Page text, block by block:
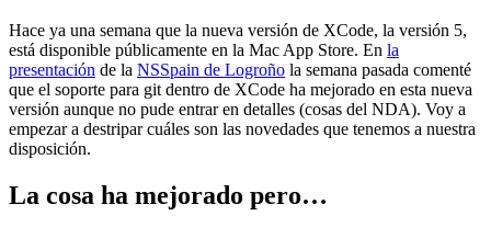
Hace ya una semana que la nueva versión de XCode, la versión 5,
está disponible públicamente en la Mac App Store. En la
presentación de la NSSpain de Logroño la semana pasada comenté
que el soporte para git dentro de XCode ha mejorado en esta nueva
versión aunque no pude entrar en detalles (cosas del NDA). Voy a
empezar a destripar cuáles son las novedades que tenemos a nuestra
disposición.
La cosa ha mejorado pero…